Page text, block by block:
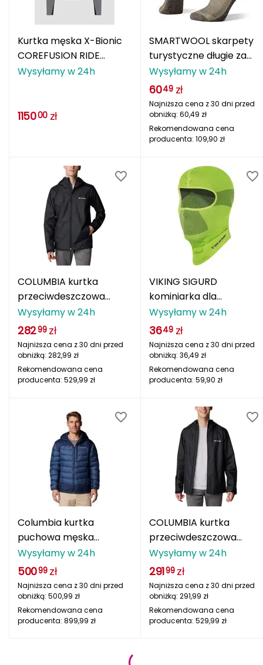
SIGNA
SILVINI
SPURT
Shimano
Shoes Like New
Sigg
Smartwool
Super.natural
Swiss Bags
SwissBags
TIGUAR
Kurtka męska X-Bionic
COREFUSION RIDE
SOFTSHELL JACKET MEN
Wysyłamy w 24h
115000 zł
SMARTWOOL skarpety
turystyczne długie za
kostkę U'S Hike brązowe
Wysyłamy w 24h
6049 zł
Najniższa cena z 30 dni przed
obniżką: 60,49 zł
Rekomendowana cena
producenta: 109,90 zł
COLUMBIA kurtka
przeciwdeszczowa
męska Inner Limits III
czarny
Wysyłamy w 24h
28299 zł
Najniższa cena z 30 dni przed
obniżką: 282,99 zł
Rekomendowana cena
producenta: 529,99 zł
VIKING SIGURD
kominiarka dla
dorosłych zielona
Wysyłamy w 24h
3649 zł
Najniższa cena z 30 dni przed
obniżką: 36,49 zł
Rekomendowana cena
producenta: 59,90 zł
Columbia kurtka
puchowa męska
Autumn Park II Down
Hooded - Dark Mountain
Wysyłamy w 24h
50099 zł
Najniższa cena z 30 dni przed
obniżką: 500,99 zł
Rekomendowana cena
producenta: 899,99 zł
COLUMBIA kurtka
przeciwdeszczowa
męska Inner Limits III
czarny
Wysyłamy w 24h
29199 zł
Najniższa cena z 30 dni przed
obniżką: 291,99 zł
Rekomendowana cena
producenta: 529,99 zł